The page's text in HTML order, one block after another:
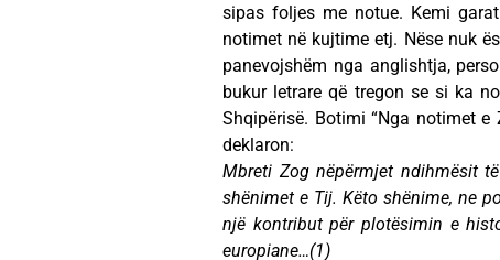
sipas foljes me notue. Kemi
notimet në kujtime etj. Nëse nuk
panevojshëm nga anglishtja,
bukur letrare që tregon se si ka
Shqipërisë. Botimi “Nga notimet
deklaron:
Mbreti Zog nëpërmjet ndihmësit
shënimet e Tij. Këto shënime, ne
një kontribut për plotësimin e
europiane…(1)